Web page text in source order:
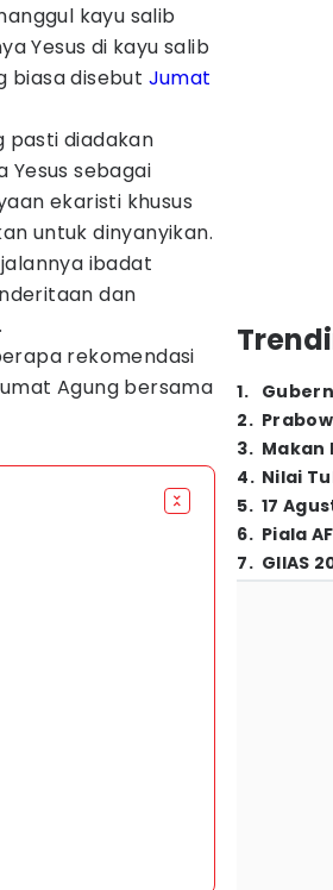
kayu salib
Yesus di kayu salib
biasa disebut Jumat
pasti diadakan
Yesus sebagai
ekaristi khusus
untuk dinyanyikan.
ibadat
dan
rekomendasi
Agung bersama
1.
2.
3. Makan
4. Nilai
5. 17
6. Piala
7. GIIAS